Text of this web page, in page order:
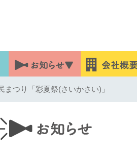
まつり「彩夏祭(さいかさい)」